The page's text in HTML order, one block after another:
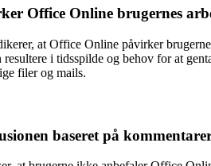
Office Online brugernes
at Office Online påvirker
i tidsspilde og behov for at
filer og mails.
baseret på